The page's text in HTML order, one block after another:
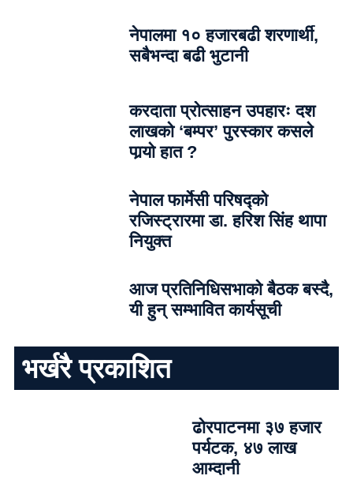
नेपालमा १० हजारबढी शरणार्थी,
सबैभन्दा बढी भुटानी
करदाता प्रोत्साहन उपहारः दश
लाखको ‘बम्पर’ पुरस्कार कसले
पार्‍याे हात ?
नेपाल फार्मेसी परिषद्को
रजिस्ट्रारमा डा. हरिश सिंह थापा
नियुक्त
आज प्रतिनिधिसभाको बैठक बस्दै,
यी हुन् सम्भावित कार्यसूची
भर्खरै प्रकाशित
ढोरपाटनमा ३७ हजार
पर्यटक, ४७ लाख
आम्दानी